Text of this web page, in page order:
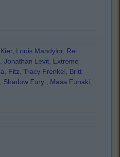
, Louis Mandylor, Rei
, Jonathan Levit, Extreme
, Fitz, Tracy Frenkel, Britt
, Shadow Fury:, Masa Funaki,